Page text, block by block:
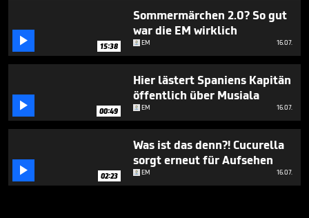
 15:38
Sommermärchen 2.0? So gut
war die EM wirklich
EM 16.07.
 00:49
Hier lästert Spaniens Kapitän
öffentlich über Musiala
EM 16.07.
 02:23
Was ist das denn?! Cucurella
sorgt erneut für Aufsehen
EM 16.07.